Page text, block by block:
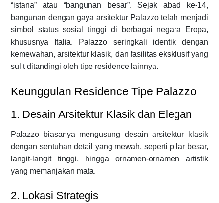
“istana” atau “bangunan besar”. Sejak abad ke-14,
bangunan dengan gaya arsitektur Palazzo telah menjadi
simbol status sosial tinggi di berbagai negara Eropa,
khususnya Italia. Palazzo seringkali identik dengan
kemewahan, arsitektur klasik, dan fasilitas eksklusif yang
sulit ditandingi oleh tipe residence lainnya.
Keunggulan Residence Tipe Palazzo
1. Desain Arsitektur Klasik dan Elegan
Palazzo biasanya mengusung desain arsitektur klasik
dengan sentuhan detail yang mewah, seperti pilar besar,
langit-langit tinggi, hingga ornamen-ornamen artistik
yang memanjakan mata.
2. Lokasi Strategis